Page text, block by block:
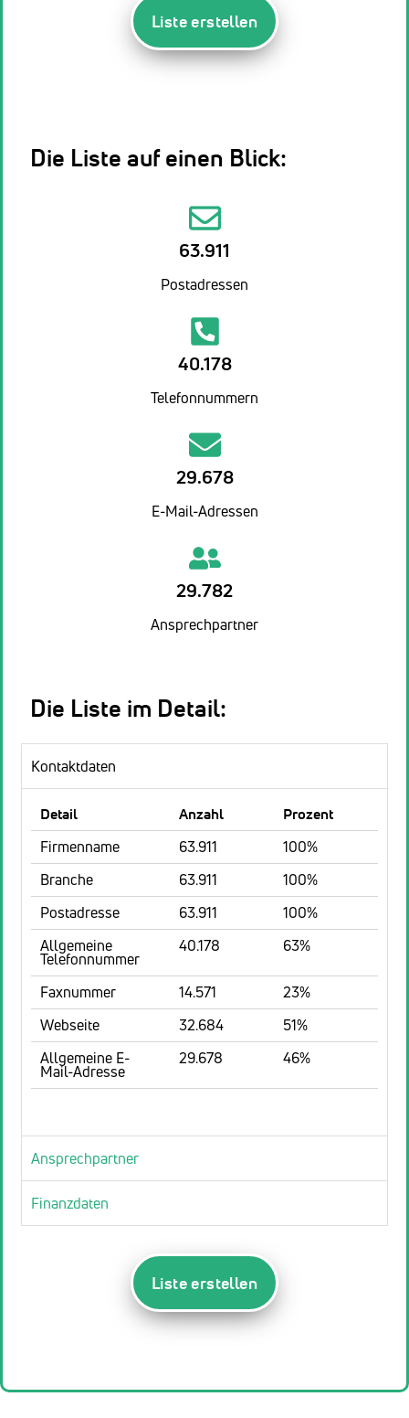
Liste erstellen
Die Liste auf einen Blick:
63.911
Postadressen
40.178
Telefonnummern
29.678
E-Mail-Adressen
29.782
Ansprechpartner
Die Liste im Detail:
Kontaktdaten
Detail Anzahl
Prozent
Firmenname
63.911
100%
Branche
63.911
100%
Postadresse
63.911
100%
Allgemeine
Telefonnummer
40.178 63%
Faxnummer 14.571
23%
Webseite
32.684
51%
Allgemeine E-
Mail-Adresse
29.678 46%
Ansprechpartner
Finanzdaten
Liste erstellen